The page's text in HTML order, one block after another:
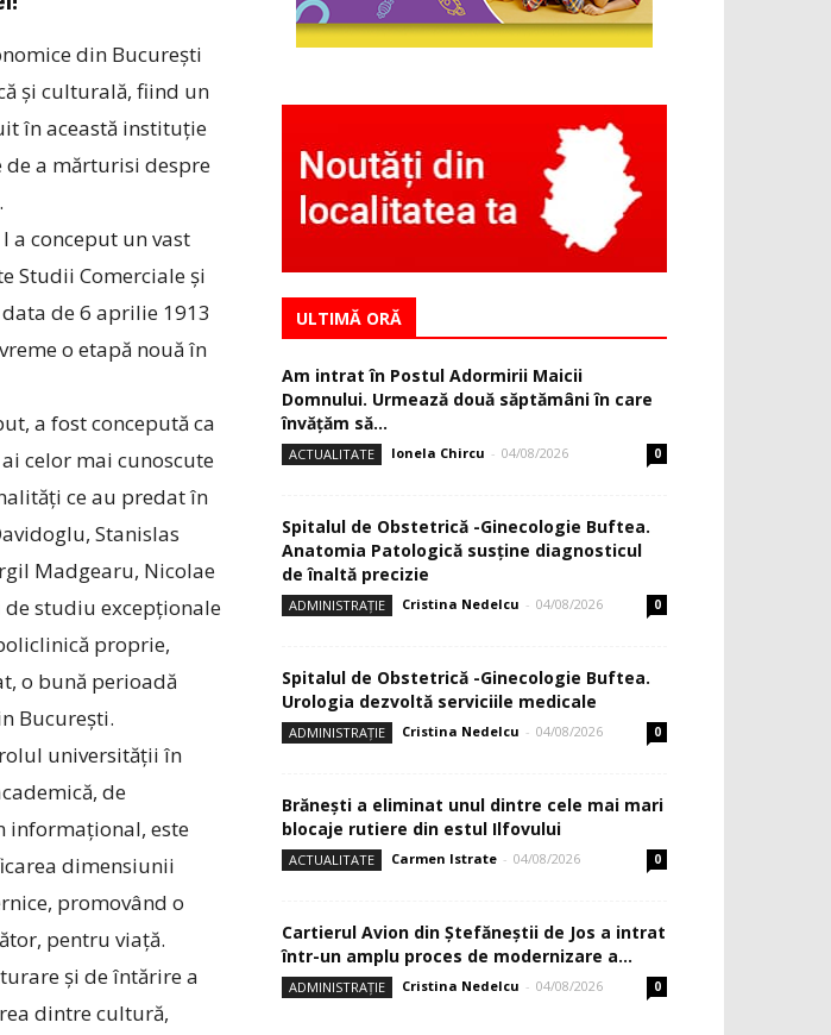
din București
și culturală, fiind un
în această instituție
a mărturisi despre
a conceput un vast
Studii Comerciale și
de 6 aprilie 1913
o etapă nouă în
a fost concepută ca
celor mai cunoscute
ce au predat în
Stanislas
Madgearu, Nicolae
studiu excepționale
proprie,
o bună perioadă
București.
universității în
de
informațional, este
dimensiunii
promovând o
pentru viață.
și de întărire a
dintre cultură,
ULTIMĂ ORĂ
Am intrat în Postul Adormirii Maicii
Domnului. Urmează două săptămâni în care
învăţăm să...
ACTUALITATE Ionela Chircu - 04/08/2026 0
Spitalul de Obstetrică -Ginecologie Buftea.
Anatomia Patologică susţine diagnosticul
de înaltă precizie
ADMINISTRAȚIE Cristina Nedelcu - 04/08/2026 0
Spitalul de Obstetrică -Ginecologie Buftea.
Urologia dezvoltă serviciile medicale
ADMINISTRAȚIE Cristina Nedelcu - 04/08/2026 0
Brănești a eliminat unul dintre cele mai mari
blocaje rutiere din estul Ilfovului
ACTUALITATE Carmen Istrate - 04/08/2026 0
Cartierul Avion din Ştefăneştii de Jos a intrat
într-un amplu proces de modernizare a...
ADMINISTRAȚIE Cristina Nedelcu - 04/08/2026 0